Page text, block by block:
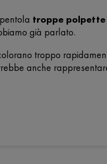
troppe
già parlato.
troppo
anche